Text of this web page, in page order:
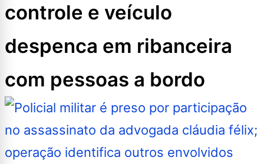
controle e veículo
despenca em ribanceira
com pessoas a bordo